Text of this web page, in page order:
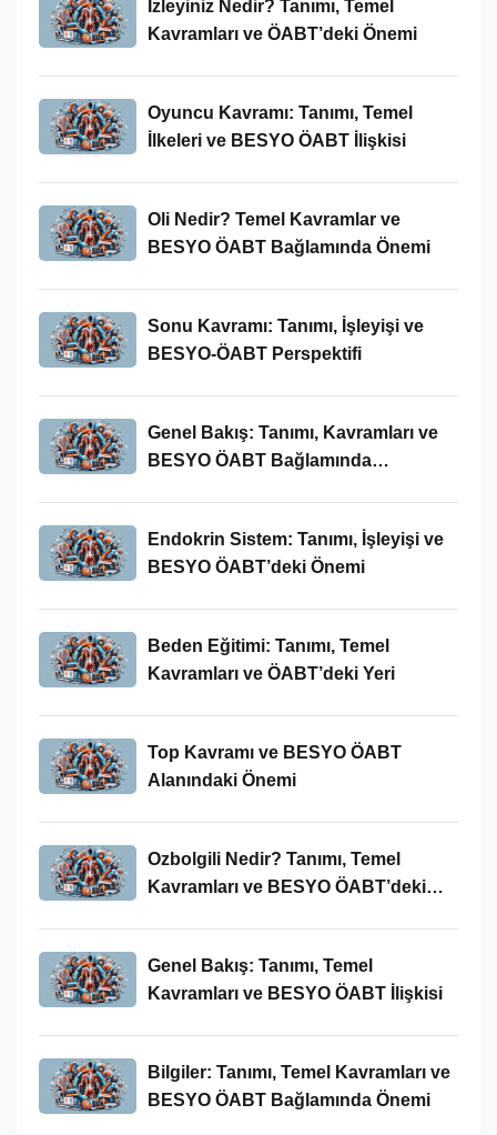
İzleyiniz Nedir? Tanımı, Temel
Kavramları ve ÖABT’deki Önemi
Oyuncu Kavramı: Tanımı, Temel
İlkeleri ve BESYO ÖABT İlişkisi
Oli Nedir? Temel Kavramlar ve
BESYO ÖABT Bağlamında Önemi
Sonu Kavramı: Tanımı, İşleyişi ve
BESYO-ÖABT Perspektifi
Genel Bakış: Tanımı, Kavramları ve
BESYO ÖABT Bağlamında
Endokrin Sistem: Tanımı, İşleyişi ve
BESYO ÖABT’deki Önemi
Beden Eğitimi: Tanımı, Temel
Kavramları ve ÖABT’deki Yeri
Top Kavramı ve BESYO ÖABT
Alanındaki Önemi
Ozbolgili Nedir? Tanımı, Temel
Kavramları ve BESYO ÖABT’deki
Genel Bakış: Tanımı, Temel
Kavramları ve BESYO ÖABT İlişkisi
Bilgiler: Tanımı, Temel Kavramları ve
BESYO ÖABT Bağlamında Önemi